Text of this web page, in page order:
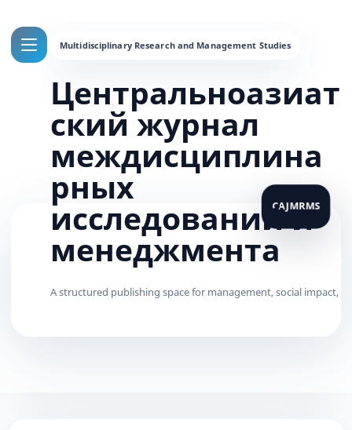
Центральноазиат
ский журнал
междисциплина
рных
исследований и
менеджмента